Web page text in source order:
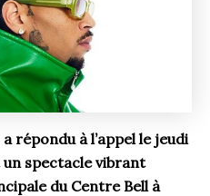
répondu à l’appel le jeudi
spectacle vibrant
du Centre Bell à